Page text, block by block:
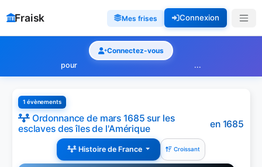
Fraisk Mes frises Connexion
Connectez-vous
pour
...
1 évènements
Ordonnance de mars 1685 sur les
esclaves des îles de l'Amérique
en 1685
Histoire de France Croissant